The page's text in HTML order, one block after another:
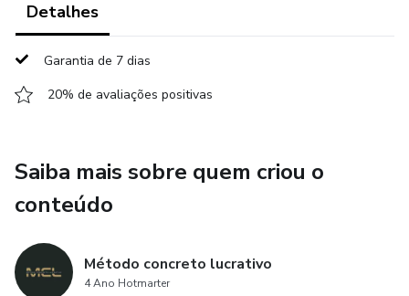
Detalhes
Garantia de 7 dias
20% de avaliações positivas
Saiba mais sobre quem criou o
conteúdo
Método concreto lucrativo
4 Ano Hotmarter